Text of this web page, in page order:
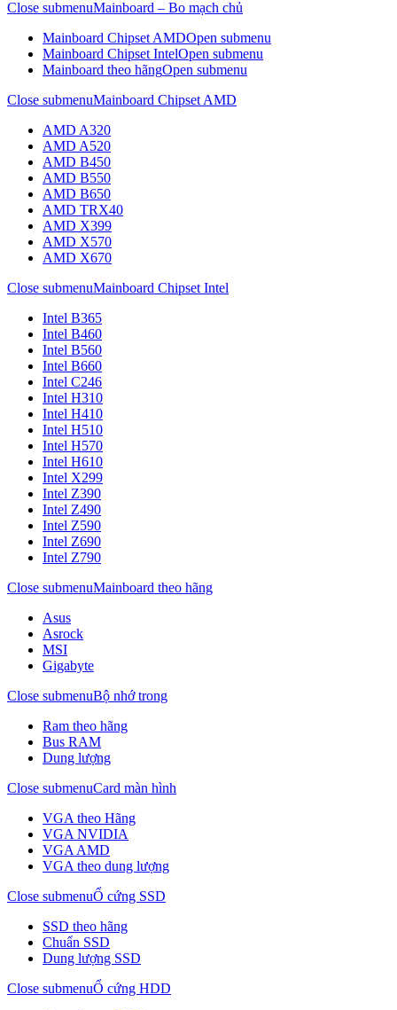
Close submenuMainboard – Bo mạch chủ
Mainboard Chipset AMDOpen submenu
Mainboard Chipset IntelOpen submenu
Mainboard theo hãngOpen submenu
Close submenuMainboard Chipset AMD
AMD A320
AMD A520
AMD B450
AMD B550
AMD B650
AMD TRX40
AMD X399
AMD X570
AMD X670
Close submenuMainboard Chipset Intel
Intel B365
Intel B460
Intel B560
Intel B660
Intel C246
Intel H310
Intel H410
Intel H510
Intel H570
Intel H610
Intel X299
Intel Z390
Intel Z490
Intel Z590
Intel Z690
Intel Z790
Close submenuMainboard theo hãng
Asus
Asrock
MSI
Gigabyte
Close submenuBộ nhớ trong
Ram theo hãng
Bus RAM
Dung lượng
Close submenuCard màn hình
VGA theo Hãng
VGA NVIDIA
VGA AMD
VGA theo dung lượng
Close submenuỔ cứng SSD
SSD theo hãng
Chuẩn SSD
Dung lượng SSD
Close submenuỔ cứng HDD